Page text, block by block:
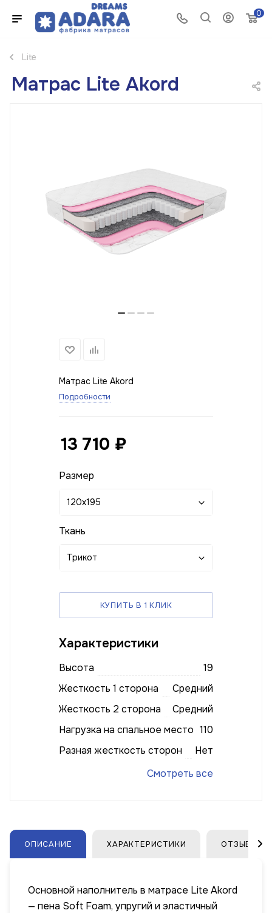
0
Lite
Матрас Lite Akord
Матрас Lite Akord
Подробности
13 710 ₽
Размер
120x195
Ткань
Трикот
КУПИТЬ В 1 КЛИК
Характеристики
Высота
19
Жесткость 1 сторона
Средний
Жесткость 2 сторона
Средний
Нагрузка на спальное место 110
Разная жесткость сторон
Нет
Смотреть все
ОПИСАНИЕ ХАРАКТЕРИСТИКИ ОТЗЫВЫ
Основной наполнитель в матрасе Lite Akord
— пена Soft Foam, упругий и эластичный